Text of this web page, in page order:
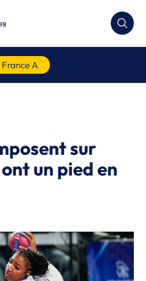
France A
sur
un pied en